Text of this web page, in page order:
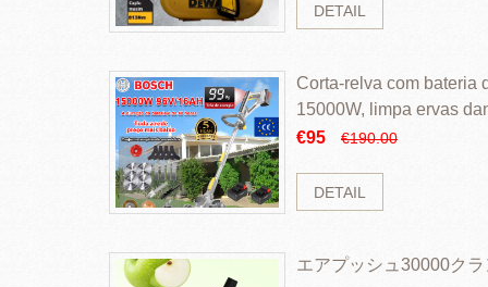
DETAIL
Corta-relva com bateria
15000W, limpa ervas
rapidamente
€95 €190.00
DETAIL
エアプッシュ30000ク